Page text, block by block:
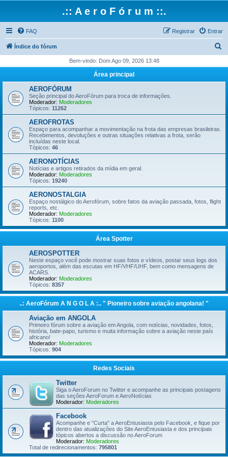
.:: A e r o F ó r u m ::.
FAQ Entrar
Registrar
Índice do fórum
q
Bem-vindo: Dom Ago 09, 2026 13:48
Área principal
AEROFÓRUM
Seção principal do AeroFórum para troca de informações.
Moderador: Moderadores
Tópicos: 11262
AEROFROTAS
Espaço para acompanhar a movimentação na frota das empresas brasileiras.
Recebimentos, devoluções e outras situações relativas a frota, serão
incluídas neste local.
Tópicos: 46
AERONOTÍCIAS
Notícias e artigos retirados da mídia em geral.
Moderador: Moderadores
Tópicos: 19240
AERONOSTALGIA
Espaço nostálgico do Aerofórum, sobre fatos da aviação passada, fotos, flight
reports, etc.
Moderador: Moderadores
Tópicos: 1100
Área Spotter
AEROSPOTTER
Neste espaço você pode mostrar suas fotos e vídeos, postar seus logs dos
aeroportos, além das escutas em HF/VHF/UHF, bem como mensagens de
ACARS.
Moderador: Moderadores
Tópicos: 8357
..: AeroFórum A N G O L A :.. " Pioneiro sobre aviação angolana! "
Aviação em ANGOLA
Primeiro fórum sobre a aviação em Angola, com notícias, novidades, fotos,
história, bate-papo, turismo e muita informação sobre a aviação neste país
africano!
Moderador: Moderadores
Tópicos: 904
Redes Sociais
Twitter
Siga o AeroForum no Twitter e acompanhe as principais postagens
das seções AeroForum e AeroNotícias
Moderador: Moderadores
Facebook
Acompanhe e "Curta" a AeroEntusiasta pelo Facebook, e fique por
dentro das atualizações do Site AeroEntusiasta e dos principais
tópicos abertos a discussão no AeroForum
Moderador: Moderadores
Total de redirecionamentos: 795801